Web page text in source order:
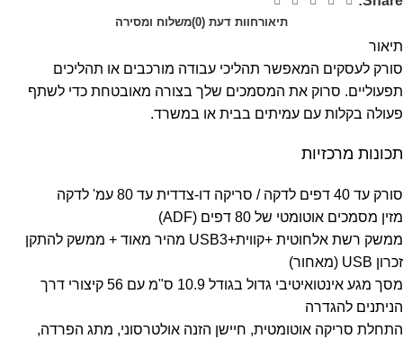
תיאורחוות דעת (0) משלוח ומסירה
תיאור
סורק לעסקים המאפשר תהליכי עבודה מורכבים או תהליכים
תפעוליים. סרוק את המסמכים שלך בצורה מאובטחת כדי לשתף
פעולה בקלות עם עמיתים בבית או במשרד.
תכונות מרכזיות
סורק עד 40 דפים לדקה / סריקה דו-צדדית עד 80 עמ' לדקה
מזין מסמכים אוטומטי של 80 דפים (ADF)
ממשק רשת אלחוטית +קווית+USB3 מהיר מאוד + ממשק להתקן
זכרון USB (מאחור)
מסך מגע אינטואיטיבי גדול בגודל 10.9 ס"מ עם 56 קיצורי דרך
הניתנים להגדרה
התחלת סריקה אוטומטית, חיישן הזנה אולטרסוני, מתג הפרדה,